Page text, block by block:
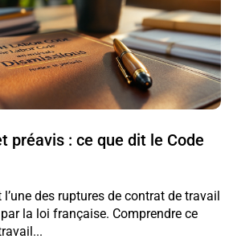
préavis : ce que dit le Code
des ruptures de contrat de travail
la loi française. Comprendre ce